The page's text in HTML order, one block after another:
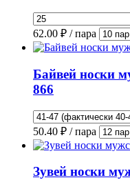
62.00 ₽ / пара
Байвей носки
866
50.40 ₽ / пара
Зувей носки